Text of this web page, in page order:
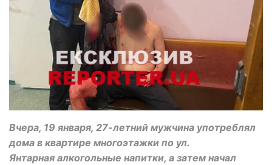
Вчера, 19 января, 27-летний мужчина употреблял
дома в квартире многоэтажки по ул.
Янтарная алкогольные напитки, а затем начал